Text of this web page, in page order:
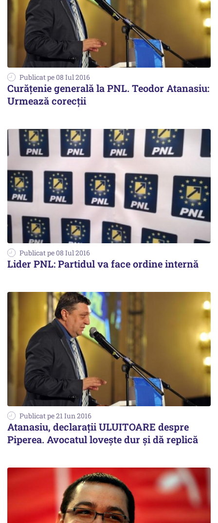
Publicat pe 08 Iul 2016
Curățenie generală la PNL. Teodor Atanasiu:
Urmează corecții
Publicat pe 08 Iul 2016
Lider PNL: Partidul va face ordine internă
Publicat pe 21 Iun 2016
Atanasiu, declarații ULUITOARE despre
Piperea. Avocatul lovește dur și dă replică